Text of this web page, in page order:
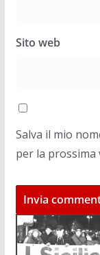
Sito web
Salva il mio
per la prossima